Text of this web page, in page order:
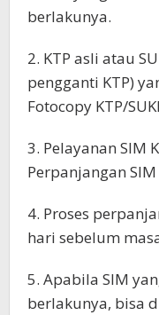
berlakunya.
2. KTP asli atau
pengganti KTP)
Fotocopy KTP/
3. Pelayanan SIM
Perpanjangan SIM
4. Proses
hari sebelum
5. Apabila SIM
berlakunya, bisa